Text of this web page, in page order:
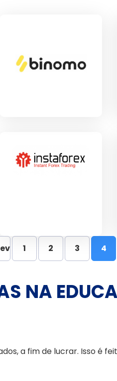
1 2 3 4
NA
a fim de lucrar. Isso é